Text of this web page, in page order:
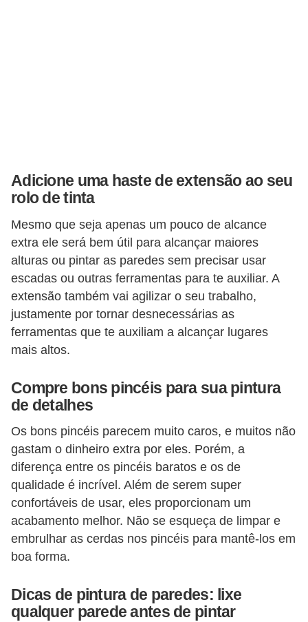
Adicione uma haste de extensão ao seu
rolo de tinta
Mesmo que seja apenas um pouco de alcance
extra ele será bem útil para alcançar maiores
alturas ou pintar as paredes sem precisar usar
escadas ou outras ferramentas para te auxiliar. A
extensão também vai agilizar o seu trabalho,
justamente por tornar desnecessárias as
ferramentas que te auxiliam a alcançar lugares
mais altos.
Compre bons pincéis para sua pintura
de detalhes
Os bons pincéis parecem muito caros, e muitos não
gastam o dinheiro extra por eles. Porém, a
diferença entre os pincéis baratos e os de
qualidade é incrível. Além de serem super
confortáveis ​​de usar, eles proporcionam um
acabamento melhor. Não se esqueça de limpar e
embrulhar as cerdas nos pincéis para mantê-los em
boa forma.
Dicas de pintura de paredes: lixe
qualquer parede antes de pintar
d
i
c
o
e
c
o
n
d
m
í
n
i
o
s